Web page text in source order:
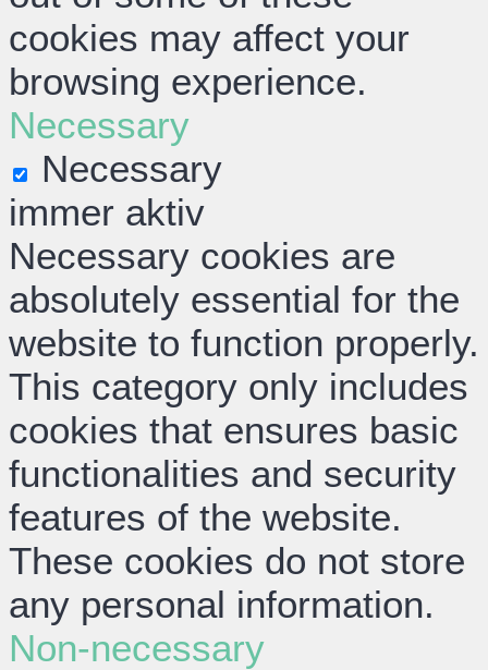
cookies may affect your
browsing experience.
Necessary
Necessary
immer aktiv
Necessary cookies are
absolutely essential for the
website to function properly.
This category only includes
cookies that ensures basic
functionalities and security
features of the website.
These cookies do not store
any personal information.
Non-necessary